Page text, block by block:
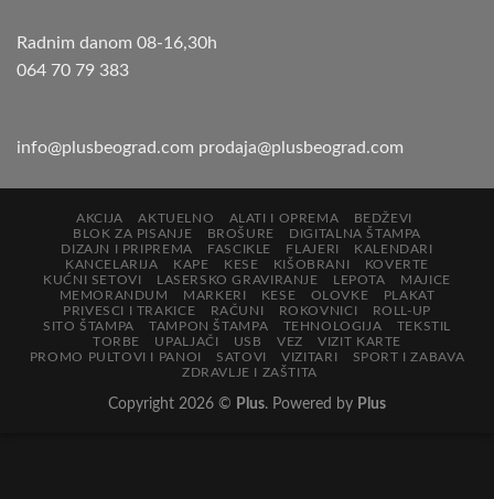
Radnim danom 08-16,30h
064 70 79 383
info@plusbeograd.com prodaja@plusbeograd.com
AKCIJA AKTUELNO ALATI I OPREMA
BEDŽEVI
BLOK ZA PISANJE
BROŠURE
DIGITALNA ŠTAMPA
DIZAJN I PRIPREMA
FASCIKLE FLAJERI
KALENDARI
KANCELARIJA
KAPE KESE KIŠOBRANI
KOVERTE
KUĆNI SETOVI
LASERSKO GRAVIRANJE LEPOTA
MAJICE
MEMORANDUM
MARKERI KESE OLOVKE
PLAKAT
PRIVESCI I TRAKICE
RAČUNI ROKOVNICI
ROLL-UP
SITO ŠTAMPA
TAMPON ŠTAMPA TEHNOLOGIJA
TEKSTIL
TORBE
UPALJAČI USB VEZ
VIZIT KARTE
PROMO PULTOVI I PANOI
SATOVI VIZITARI
SPORT I ZABAVA
ZDRAVLJE I ZAŠTITA
Copyright 2026 © Plus. Powered by Plus